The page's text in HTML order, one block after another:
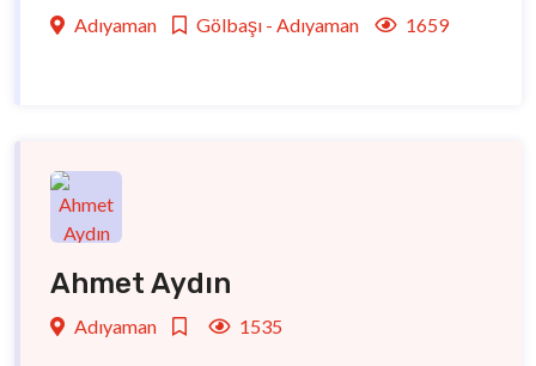
Adıyaman Gölbaşı - Adıyaman 1659
Ahmet Aydın
Adıyaman 1535